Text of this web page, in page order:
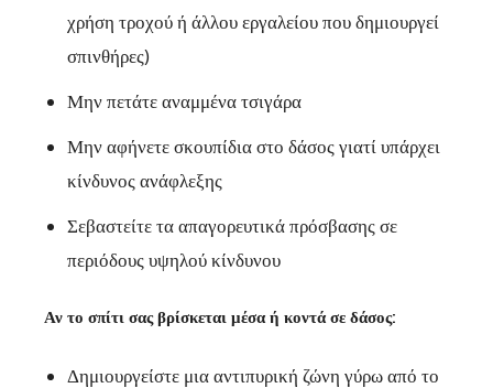
χρήση τροχού ή άλλου εργαλείου που δημιουργεί
σπινθήρες)
Μην πετάτε αναμμένα τσιγάρα
Μην αφήνετε σκουπίδια στο δάσος γιατί υπάρχει
κίνδυνος ανάφλεξης
Σεβαστείτε τα απαγορευτικά πρόσβασης σε
περιόδους υψηλού κίνδυνου
Αν το σπίτι σας βρίσκεται μέσα ή κοντά σε δάσος:
Δημιουργείστε μια αντιπυρική ζώνη γύρω από το